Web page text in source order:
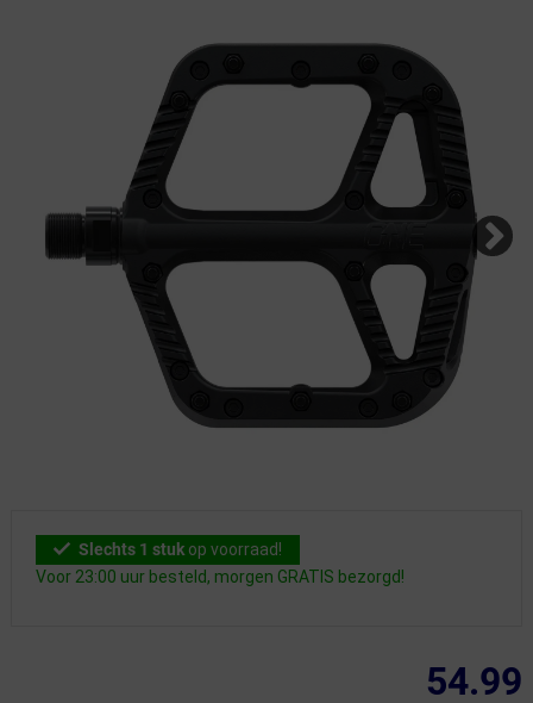
Slechts 1 stuk op voorraad!
Voor 23:00 uur besteld, morgen GRATIS bezorgd!
54.99